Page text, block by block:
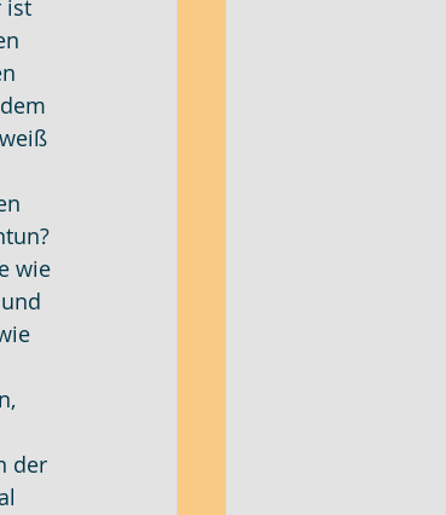
ist
wie
der